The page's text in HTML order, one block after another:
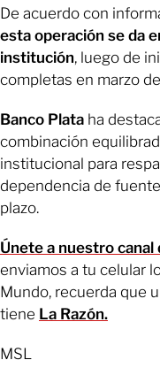
De acuerdo con
esta operación se da
institución, luego de
completas en marzo
Banco Plata ha
combinación
institucional para
dependencia de
plazo.
Únete a nuestro
enviamos a tu celular
Mundo, recuerda que
tiene La Razón.
MSL